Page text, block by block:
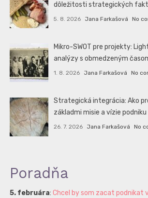
dôležitosti strategických
5. 8. 2026 Jana Farkašová No
Mikro-SWOT pre projekty:
analýzy s obmedzeným
1. 8. 2026 Jana Farkašová No
Strategická integrácia: Ako
základmi misie a vízie podniku
26. 7. 2026 Jana Farkašová No
Poradňa
5. februára: Chcel by som zacat podnikat